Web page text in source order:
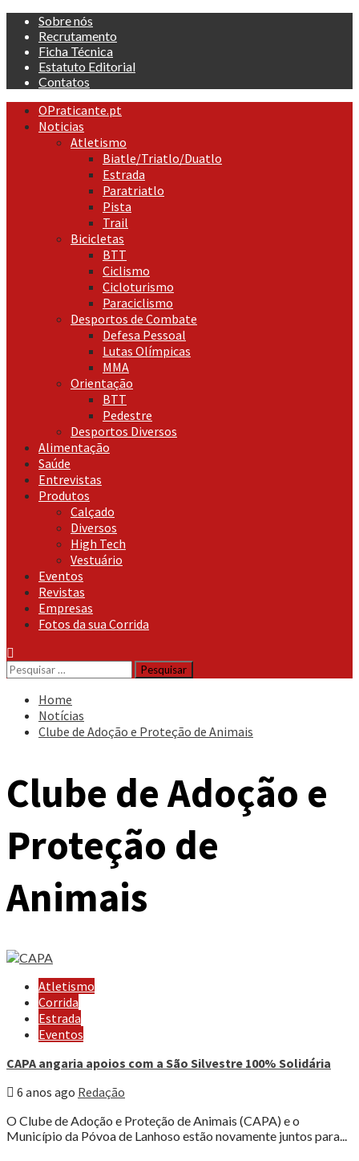
Skip
content
Sobre nós
Recrutamento
Ficha Técnica
Estatuto Editorial
Contatos
Primary
Menu
OPraticante.pt
Noticias
Atletismo
Biatle/Triatlo/Duatlo
Estrada
Paratriatlo
Pista
Trail
Bicicletas
BTT
Ciclismo
Cicloturismo
Paraciclismo
Desportos de Combate
Defesa Pessoal
Lutas Olímpicas
MMA
Orientação
BTT
Pedestre
Desportos Diversos
Alimentação
Saúde
Entrevistas
Produtos
Calçado
Diversos
High Tech
Vestuário
Eventos
Revistas
Empresas
Fotos da sua Corrida
Pesquisar
por:
Home
Notícias
Clube de Adoção e Proteção de Animais
Clube de Adoção e
Proteção de
Animais
Atletismo
Corrida
Estrada
Eventos
CAPA angaria apoios com a São Silvestre 100% Solidária
6 anos ago Redação
O Clube de Adoção e Proteção de Animais (CAPA) e o
Município da Póvoa de Lanhoso estão novamente juntos para...